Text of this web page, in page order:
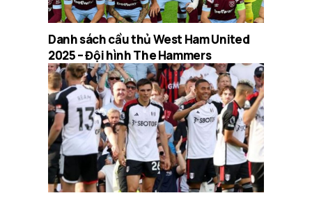
Danh sách cầu thủ West Ham United
2025 – Đội hình The Hammers